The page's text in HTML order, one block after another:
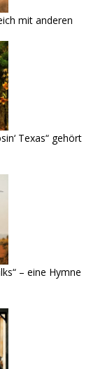
mit anderen
Texas“ gehört
– eine Hymne